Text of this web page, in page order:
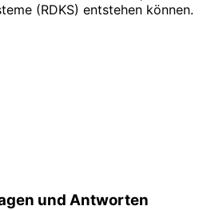
(RDKS) entstehen können.
und Antworten